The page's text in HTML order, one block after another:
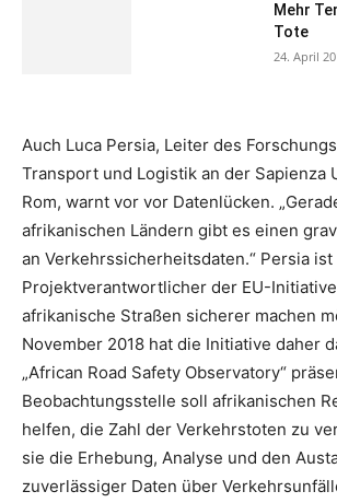
Mehr
Tote
24. April
Auch Luca Persia, Leiter des
Transport und Logistik an der Sapienza
Rom, warnt vor vor Datenlücken.
afrikanischen Ländern gibt es einen
an Verkehrssicherheitsdaten.“ Persia ist
Projektverantwortlicher der EU-
afrikanische Straßen sicherer machen
November 2018 hat die Initiative daher
„African Road Safety Observatory“
Beobachtungsstelle soll afrikanischen
helfen, die Zahl der Verkehrstoten zu
sie die Erhebung, Analyse und den
zuverlässiger Daten über